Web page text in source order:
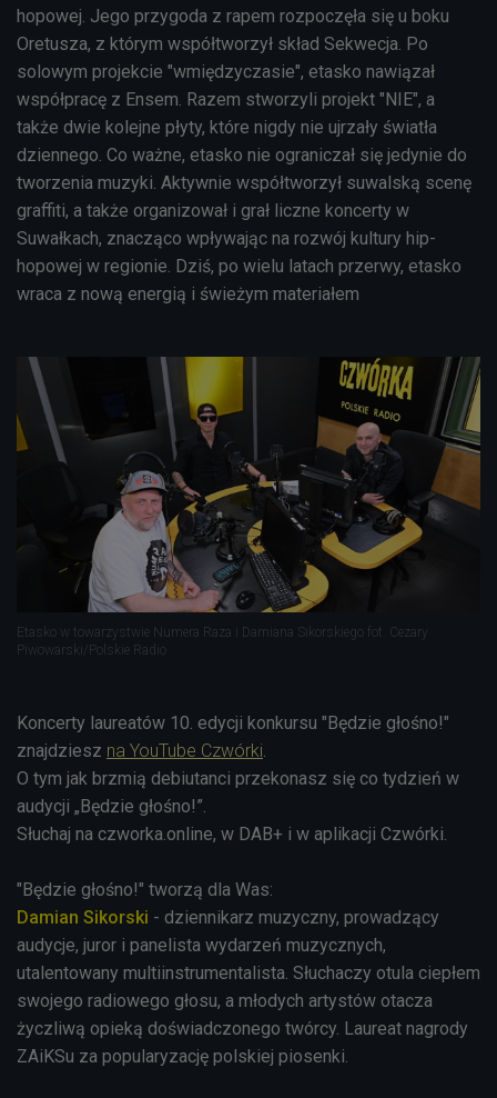
hopowej. Jego przygoda z rapem rozpoczęła się u boku
Oretusza, z którym współtworzył skład Sekwecja. Po
solowym projekcie "wmiędzyczasie", etasko nawiązał
współpracę z Ensem. Razem stworzyli projekt "NIE", a
także dwie kolejne płyty, które nigdy nie ujrzały światła
dziennego. Co ważne, etasko nie ograniczał się jedynie do
tworzenia muzyki. Aktywnie współtworzył suwalską scenę
graffiti, a także organizował i grał liczne koncerty w
Suwałkach, znacząco wpływając na rozwój kultury hip-
hopowej w regionie. Dziś, po wielu latach przerwy, etasko
wraca z nową energią i świeżym materiałem
Etasko w towarzystwie Numera Raza i Damiana Sikorskiego fot. Cezary
Piwowarski/Polskie Radio
Koncerty laureatów 10. edycji konkursu "Będzie głośno!"
znajdziesz na YouTube Czwórki
O tym jak brzmią debiutanci przekonasz się co tydzień w
audycji „Będzie głośno!”.
Słuchaj na czworka.online, w DAB+ i w aplikacji Czwórki.
"Będzie głośno!" tworzą dla Was:
Damian Sikorski - dziennikarz muzyczny, prowadzący
audycje, juror i panelista wydarzeń muzycznych,
utalentowany multiinstrumentalista. Słuchaczy otula ciepłem
swojego radiowego głosu, a młodych artystów otacza
życzliwą opieką doświadczonego twórcy. Laureat nagrody
ZAiKSu za popularyzację polskiej piosenki.